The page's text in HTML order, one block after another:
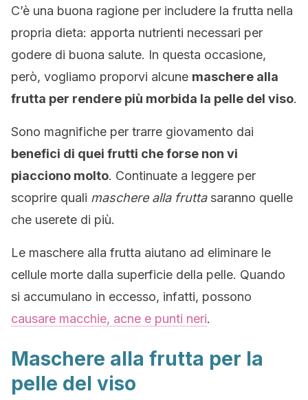
C’è una buona ragione per includere la frutta nella
propria dieta: apporta nutrienti necessari per
godere di buona salute. In questa occasione,
però, vogliamo proporvi alcune maschere alla
frutta per rendere più morbida la pelle del viso.
Sono magnifiche per trarre giovamento dai
benefici di quei frutti che forse non vi
piacciono molto. Continuate a leggere per
scoprire quali maschere alla fruttasaranno quelle
che userete di più.
Le maschere alla frutta aiutano ad eliminare le
cellule morte dalla superficie della pelle. Quando
si accumulano in eccesso, infatti, possono
causare macchie, acne e punti neri.
Maschere alla frutta per la
pelle del viso